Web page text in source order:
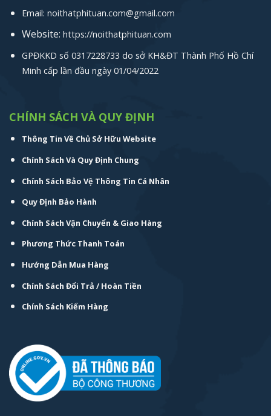
Email: noithatphituan.com@gmail.com
Website: https://noithatphituan.com
GPĐKKD số 0317228733 do sở KH&ĐT Thành Phố Hồ Chí
Minh cấp lần đầu ngày 01/04/2022
CHÍNH SÁCH VÀ QUY ĐỊNH
Thông Tin Về Chủ Sở Hữu Website
Chính Sách Và Quy Định Chung
Chính Sách Bảo Vệ Thông Tin Cá Nhân
Quy Định Bảo Hành
Chính Sách Vận Chuyển & Giao Hàng
Phương Thức Thanh Toán
Hướng Dẫn Mua Hàng
Chính Sách Đổi Trả / Hoàn Tiền
Chính Sách Kiểm Hàng